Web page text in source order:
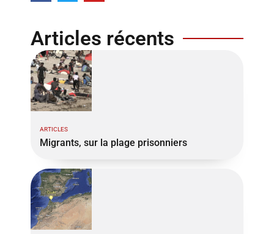
Articles récents
ARTICLES
Migrants, sur la plage prisonniers